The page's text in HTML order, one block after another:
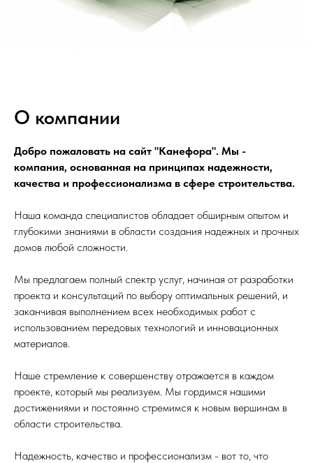
О компании
Добро пожаловать на сайт "Канефора". Мы -
компания, основанная на принципах надежности,
качества и профессионализма в сфере строительства.
Наша команда специалистов обладает обширным опытом и
глубокими знаниями в области создания надежных и прочных
домов любой сложности.
Мы предлагаем полный спектр услуг, начиная от разработки
проекта и консультаций по выбору оптимальных решений, и
заканчивая выполнением всех необходимых работ с
использованием передовых технологий и инновационных
материалов.
Наше стремление к совершенству отражается в каждом
проекте, который мы реализуем. Мы гордимся нашими
достижениями и постоянно стремимся к новым вершинам в
области строительства.
Надежность, качество и профессионализм - вот то, что